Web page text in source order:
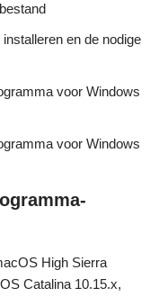
en de nodige
voor Windows
voor Windows
High Sierra
Catalina 10.15.x,